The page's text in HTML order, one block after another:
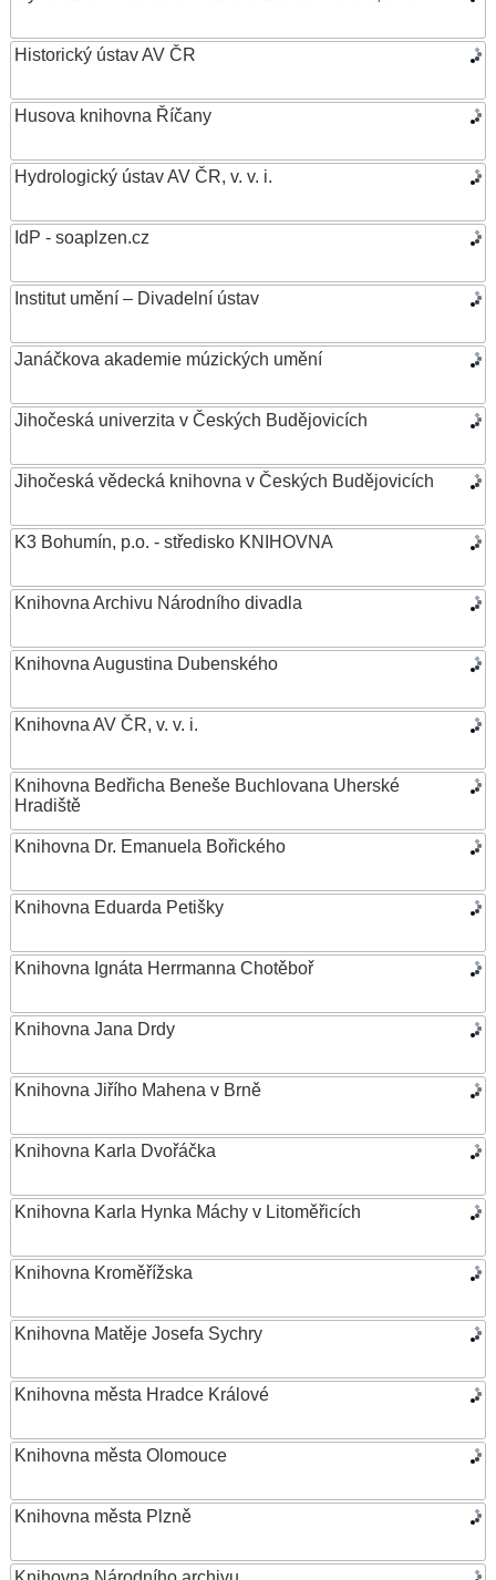
Historický ústav AV ČR
Husova knihovna Říčany
Hydrologický ústav AV ČR, v. v. i.
IdP - soaplzen.cz
Institut umění – Divadelní ústav
Janáčkova akademie múzických umění
Jihočeská univerzita v Českých Budějovicích
Jihočeská vědecká knihovna v Českých Budějovicích
K3 Bohumín, p.o. - středisko KNIHOVNA
Knihovna Archivu Národního divadla
Knihovna Augustina Dubenského
Knihovna AV ČR, v. v. i.
Knihovna Bedřicha Beneše Buchlovana Uherské
Hradiště
Knihovna Dr. Emanuela Bořického
Knihovna Eduarda Petišky
Knihovna Ignáta Herrmanna Chotěboř
Knihovna Jana Drdy
Knihovna Jiřího Mahena v Brně
Knihovna Karla Dvořáčka
Knihovna Karla Hynka Máchy v Litoměřicích
Knihovna Kroměřížska
Knihovna Matěje Josefa Sychry
Knihovna města Hradce Králové
Knihovna města Olomouce
Knihovna města Plzně